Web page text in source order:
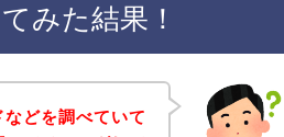
みた結果！
どを調べていて